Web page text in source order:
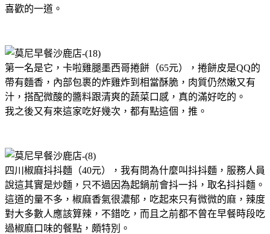
喜歡的一道。
第一名是它，卡啦雞腿墨西哥捲餅（65元），捲餅皮是QQ的
帶有麵香，內部包裹的炸雞炸到相當酥脆，肉質仍然嫩又有
汁，搭配微酸的醬料跟清爽的蔬菜口感，真的滿好吃的。
我之後又有來這家吃好幾次，都有點這個，推。
四川椒麻抖抖麵（40元），我有問為什麼叫抖抖麵，服務人員
說這其實是炒麵，只不過因為起鍋前會抖一抖，取名抖抖麵。
這道的量不多，椒麻香氣很濃郁，吃起來只有微微的麻，辣度
對大多數人應該算辣，不錯吃，而且之前都不曾在早餐時段吃
過椒麻口味的餐點，頗特別。